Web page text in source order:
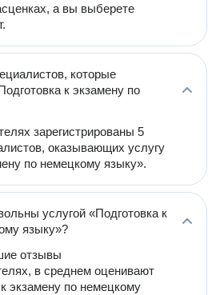
а вы выберете
которые
к экзамену по
зарегистрированы 5
оказывающих услугу
по немецкому языку».
услугой «Подготовка к
языку»?
отзывы
в среднем оценивают
экзамену по немецкому